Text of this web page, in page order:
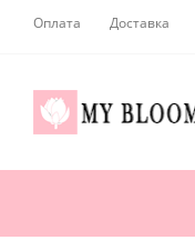
Оплата Доставка